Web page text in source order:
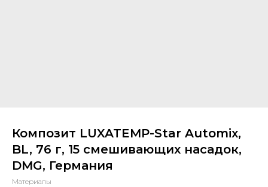
Композит LUXATEMP-Star Automix,
BL, 76 г, 15 смешивающих насадок,
DMG, Германия
Материалы